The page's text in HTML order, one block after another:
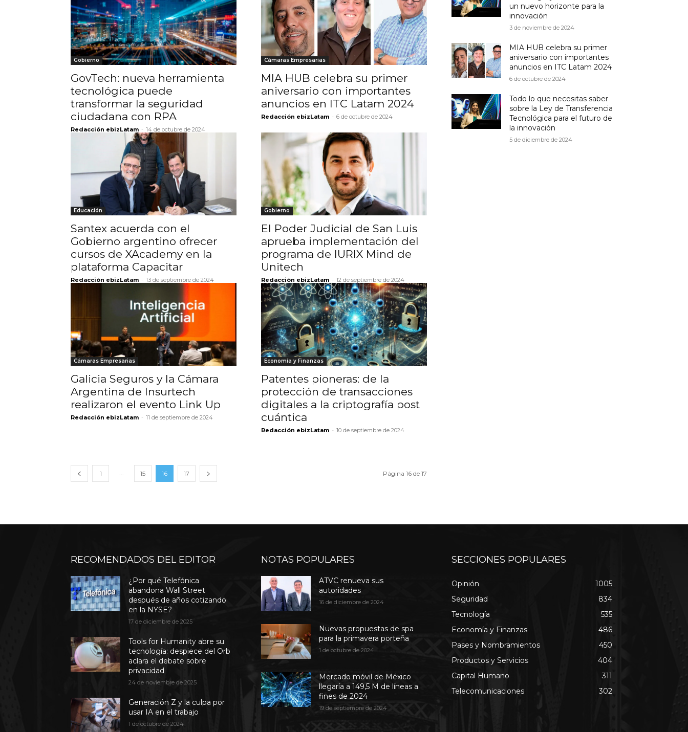
Gobierno
GovTech: nueva herramienta
tecnológica puede
transformar la seguridad
ciudadana con RPA
Redacción ebizLatam - 14 de octubre de 2024
Cámaras Empresarias
MIA HUB celebra su primer
aniversario con importantes
anuncios en ITC Latam 2024
Redacción ebizLatam - 6 de octubre de 2024
Educación
Santex acuerda con el
Gobierno argentino ofrecer
cursos de XAcademy en la
plataforma Capacitar
Redacción ebizLatam - 13 de septiembre de 2024
Gobierno
El Poder Judicial de San Luis
aprueba implementación del
programa de IURIX Mind de
Unitech
Redacción ebizLatam - 12 de septiembre de 2024
Cámaras Empresarias
Galicia Seguros y la Cámara
Argentina de Insurtech
realizaron el evento Link Up
Redacción ebizLatam - 11 de septiembre de 2024
Economía y Finanzas
Patentes pioneras: de la
protección de transacciones
digitales a la criptografía post
cuántica
Redacción ebizLatam - 10 de septiembre de 2024
1 15 16 17 Página 16 de 17
un nuevo horizonte para la
innovación
3 de noviembre de 2024
MIA HUB celebra su primer
aniversario con importantes
anuncios en ITC Latam 2024
6 de octubre de 2024
Todo lo que necesitas saber
sobre la Ley de Transferencia
Tecnológica para el futuro de
la innovación
5 de diciembre de 2024
RECOMENDADOS DEL EDITOR
¿Por qué Telefónica
abandona Wall Street
después de años cotizando
en la NYSE?
17 de diciembre de 2025
Tools for Humanity abre su
tecnología: despiece del Orb
aclara el debate sobre
privacidad
24 de noviembre de 2025
Generación Z y la culpa por
usar IA en el trabajo
1 de octubre de 2024
NOTAS POPULARES
ATVC renueva sus
autoridades
16 de diciembre de 2024
Nuevas propuestas de spa
para la primavera porteña
1 de octubre de 2024
Mercado móvil de México
llegaría a 149,5 M de líneas a
fines de 2024
19 de septiembre de 2024
SECCIONES POPULARES
Opinión
1005
Seguridad
834
Tecnología
535
Economía y Finanzas
486
Pases y Nombramientos
450
Productos y Servicios
404
Capital Humano
311
Telecomunicaciones
302